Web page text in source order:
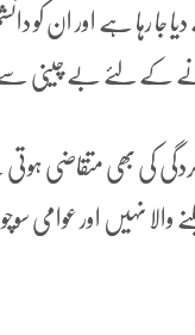
رہا ہے اور ان کو
کے لئے بے چینی سے
کی بھی متقاضی
نہیں اور عوامی